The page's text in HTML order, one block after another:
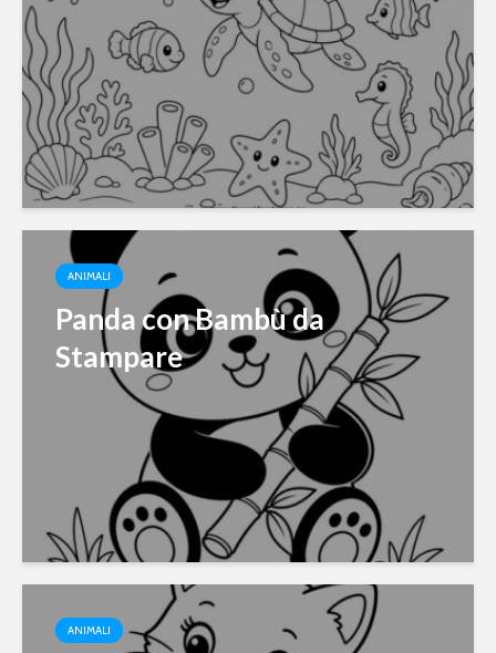
ANIMALI
Panda con Bambù da
Stampare
ANIMALI